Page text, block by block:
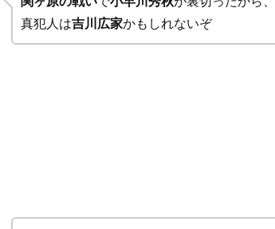
真犯人は吉川広家かもしれないぞ